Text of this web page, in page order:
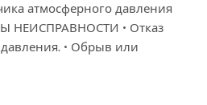
атмосферного давления
• Отказ
• Обрыв или